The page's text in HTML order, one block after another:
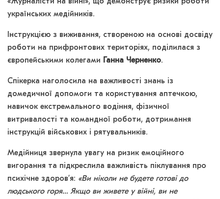
«Журналісти на війні», що демонструє ризики роботи
українських медійників.
Інструкцією з виживання, створеною на основі досвіду
роботи на прифронтових територіях, поділилася з
європейськими колегами Ганна Черненко.
Спікерка наголосила на важливості знань із
домедичної допомоги та користування аптечкою,
навичок екстремального водіння, фізичної
витривалості та командної роботи, дотримання
інструкцій військових і рятувальників.
Медійниця звернула увагу на ризик емоційного
вигорання та підкреслила важливість піклування про
психічне здоров’я: «Ви ніколи не будете готові до
людського горя… Якщо ви живете у війні, ви не